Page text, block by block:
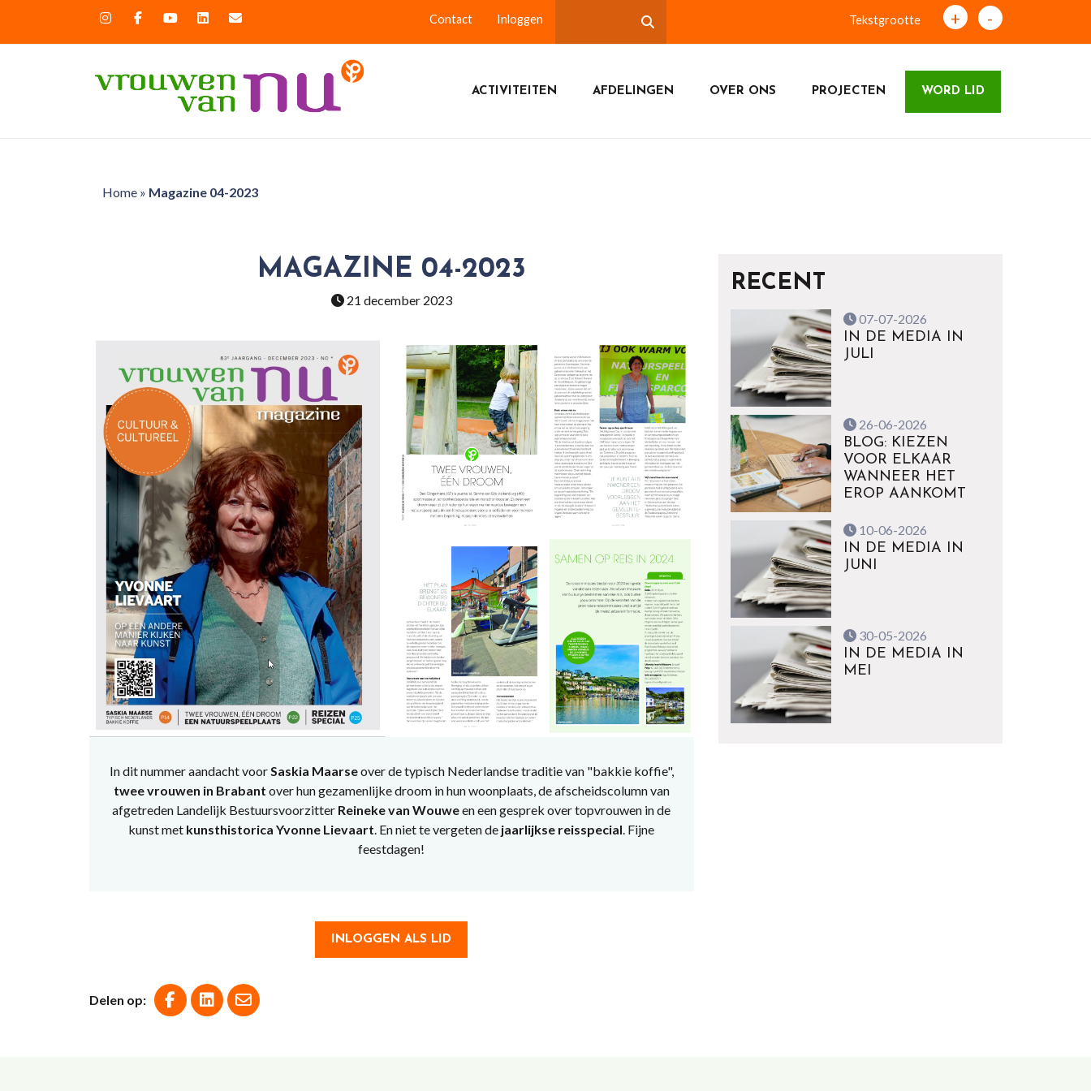
Contact Inloggen Tekstgrootte + -
ACTIVITEITEN AFDELINGEN OVER ONS PROJECTEN WORD LID
Home» Magazine 04-2023
MAGAZINE 04-2023
21 december 2023
In dit nummer aandacht voorSaskia Maarseover de typisch Nederlandse traditie van "bakkie koffie",
twee vrouwen in Brabant over hun gezamenlijke droom in hun woonplaats, de afscheidscolumn van
afgetreden Landelijk Bestuursvoorzitter Reineke van Wouween een gesprek over topvrouwen in de
kunst met kunsthistorica Yvonne Lievaart. En niet te vergeten de jaarlijkse reisspecial. Fijne
feestdagen!
INLOGGEN ALS LID
Delen op:
RECENT
07-07-2026
IN DE MEDIA IN
JULI
26-06-2026
BLOG: KIEZEN
VOOR ELKAAR
WANNEER HET
EROP AANKOMT
10-06-2026
IN DE MEDIA IN
JUNI
30-05-2026
IN DE MEDIA IN
MEI